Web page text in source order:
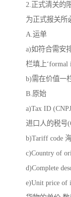
2.正式清关的
为正式报关所
A.运单
a)如符合需安
栏填上‘formal
b)需在价值一
B.原始
a)Tax ID
进口人的税号
b)Tariff code
c)Country of
d)Complete
e)Unit price of